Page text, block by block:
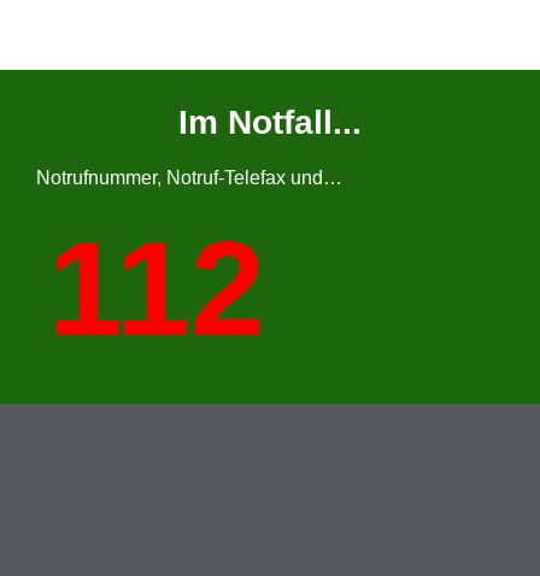
Im Notfall...
Notrufnummer, Notruf-Telefax und…
112